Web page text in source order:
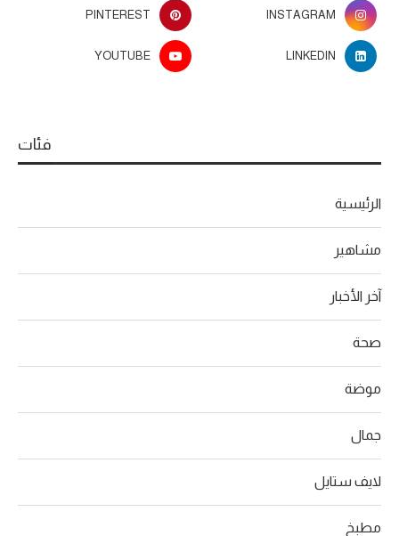
INSTAGRAM
PINTEREST
LINKEDIN
YOUTUBE
فئات
الرئيسية
مشاهير
آخر الأخبار
صحة
موضة
جمال
لايف ستايل
مطبخ